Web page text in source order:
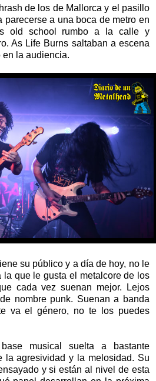
de los de Mallorca y el pasillo
parecerse a una boca de metro en
old school rumbo a la calle y
As Life Burns saltaban a escena
en la audiencia.
su público y a día de hoy, no le
la que le gusta el metalcore de los
cada vez suenan mejor. Lejos
nombre punk. Suenan a banda
va el género, no te los puedes
musical suelta a bastante
la agresividad y la melosidad. Su
y si están al nivel de esta